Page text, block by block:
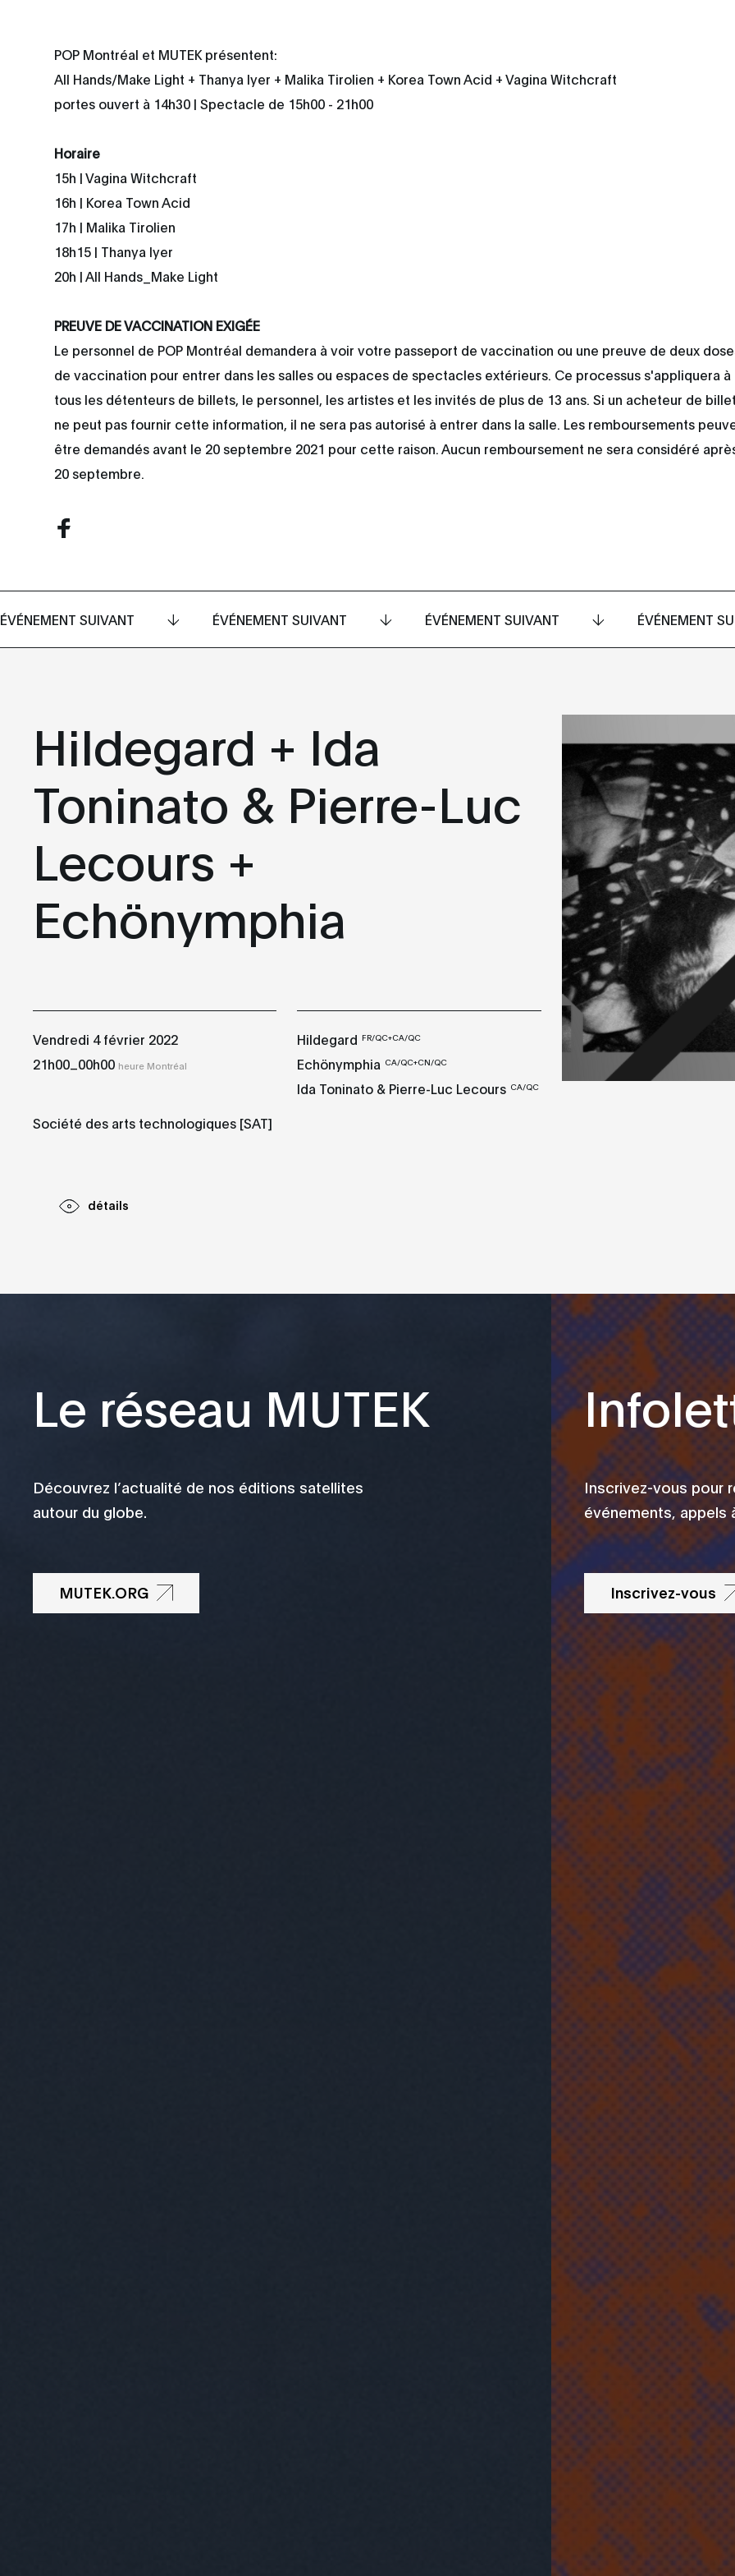
POP Montréal et MUTEK présentent:
All Hands/Make Light + Thanya Iyer + Malika Tirolien + Korea Town Acid + Vagina Witchcraft
portes ouvert à 14h30 | Spectacle de 15h00 - 21h00
Horaire
15h | Vagina Witchcraft
16h | Korea Town Acid
17h | Malika Tirolien
18h15 | Thanya Iyer
20h | All Hands_Make Light
PREUVE DE VACCINATION EXIGÉE
Le personnel de POP Montréal demandera à voir votre passeport de vaccination ou une preuve de deux
de vaccination pour entrer dans les salles ou espaces de spectacles extérieurs. Ce processus s'appliquera à
tous les détenteurs de billets, le personnel, les artistes et les invités de plus de 13 ans. Si un acheteur de
ne peut pas fournir cette information, il ne sera pas autorisé à entrer dans la salle. Les remboursements
être demandés avant le 20 septembre 2021 pour cette raison. Aucun remboursement ne sera considéré
20 septembre.
ÉVÉNEMENT SUIVANT ÉVÉNEMENT SUIVANT ÉVÉNEMENT SUIVANT ÉVÉNEMENT
Hildegard + Ida
Toninato & Pierre-Luc
Lecours +
Echönymphia
Vendredi 4 février 2022
21h00 00h00 heure Montréal
Société des arts technologiques [SAT]
Hildegard FR/QC+CA/QC
Echönymphia CA/QC+CN/QC
Ida Toninato & Pierre-Luc Lecours CA/QC
détails
Le réseau MUTEK
Découvrez l’actualité de nos éditions satellites
autour du globe.
MUTEK.ORG
Inscrivez-vous pour
événements,
Inscrivez-vous